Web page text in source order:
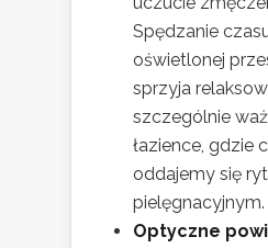
Spędzanie
oświetlonej
sprzyja
szczególnie
łazience, gdzie
oddajemy się
pielęgnacyjnym.
Optyczne